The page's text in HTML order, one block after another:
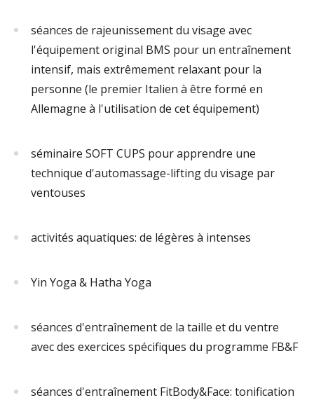
séances de rajeunissement du visage avec
l'équipement original BMS pour un entraînement
intensif, mais extrêmement relaxant pour la
personne (le premier Italien à être formé en
Allemagne à l'utilisation de cet équipement)
séminaire SOFT CUPS pour apprendre une
technique d'automassage-lifting du visage par
ventouses
activités aquatiques: de légères à intenses
Yin Yoga & Hatha Yoga
séances d'entraînement de la taille et du ventre
avec des exercices spécifiques du programme FB&F
séances d'entraînement FitBody&Face: tonification